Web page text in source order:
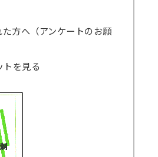
方へ（アンケートのお願
を見る